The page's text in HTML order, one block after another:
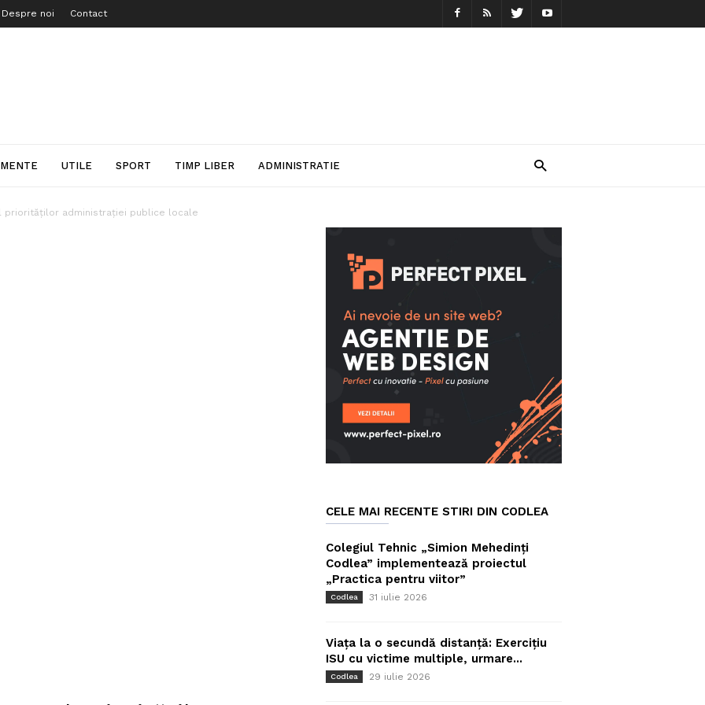
Despre noi Contact
UTILE SPORT TIMP LIBER ADMINISTRATIE
priorităților administrației publice locale
CELE MAI RECENTE STIRI DIN CODLEA
Colegiul Tehnic „Simion Mehedinți
Codlea” implementează proiectul
„Practica pentru viitor”
Codlea 31 iulie 2026
Viața la o secundă distanță: Exercițiu
ISU cu victime multiple, urmare...
Codlea 29 iulie 2026